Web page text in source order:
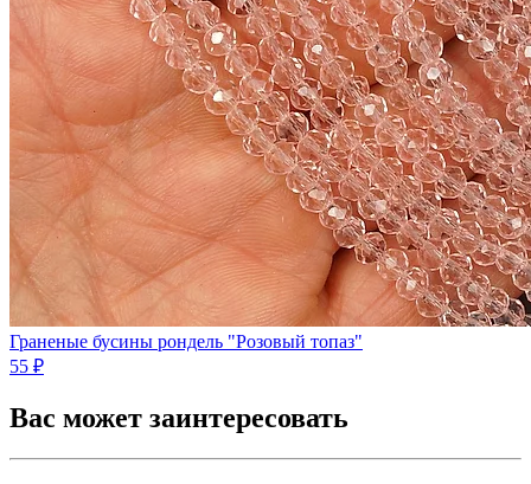
Граненые бусины рондель "Розовый топаз"
55 ₽
Вас может заинтересовать